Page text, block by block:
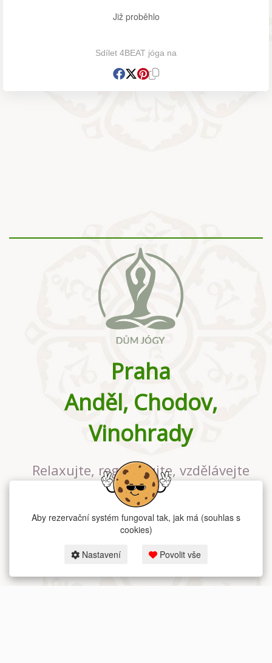
Již proběhlo
Sdílet 4BEAT jóga na
Praha
Anděl, Chodov,
Vinohrady
Relaxujte, regenerujte, vzdělávejte
se v největším jógovém studiu v
Praze
Aby rezervační systém fungoval tak, jak má (souhlas s
cookies)
Nastavení Povolit vše